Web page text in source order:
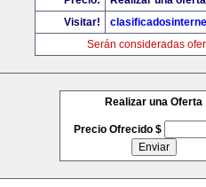
Visitar!
Serán consideradas
Realizar una Oferta
Precio Ofrecido $